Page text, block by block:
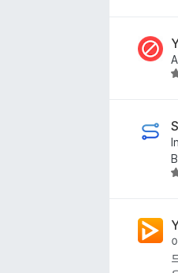
에
4
5
4
.5
4